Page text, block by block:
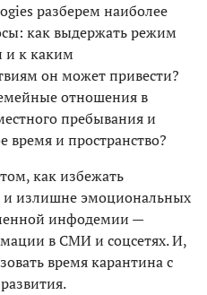
разберем наиболее
как выдержать режим
и к каким
он может привести?
отношения в
пребывания и
время и пространство?
как избежать
излишне эмоциональных
инфодемии —
в СМИ и соцсетях. И,
время карантина с